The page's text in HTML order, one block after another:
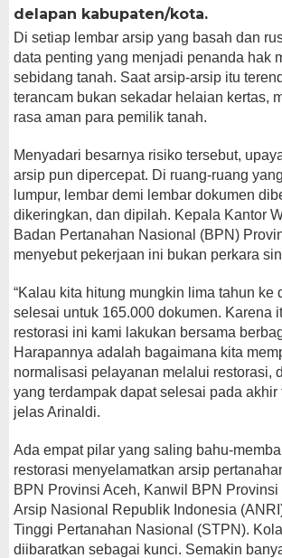
delapan kabupaten/kota.
Di setiap lembar arsip yang basah dan
data penting yang menjadi penanda hak
sebidang tanah. Saat arsip-arsip itu
terancam bukan sekadar helaian kertas,
rasa aman para pemilik tanah.
Menyadari besarnya risiko tersebut,
arsip pun dipercepat. Di ruang-ruang
lumpur, lembar demi lembar dokumen
dikeringkan, dan dipilah. Kepala Kantor
Badan Pertanahan Nasional (BPN)
menyebut pekerjaan ini bukan perkara
“Kalau kita hitung mungkin lima tahun ke
selesai untuk 165.000 dokumen. Karena
restorasi ini kami lakukan bersama
Harapannya adalah bagaimana kita
normalisasi pelayanan melalui restorasi,
yang terdampak dapat selesai pada akhir
jelas Arinaldi.
Ada empat pilar yang saling bahu-
restorasi menyelamatkan arsip
BPN Provinsi Aceh, Kanwil BPN Provinsi
Arsip Nasional Republik Indonesia
Tinggi Pertanahan Nasional (STPN).
diibaratkan sebagai kunci. Semakin